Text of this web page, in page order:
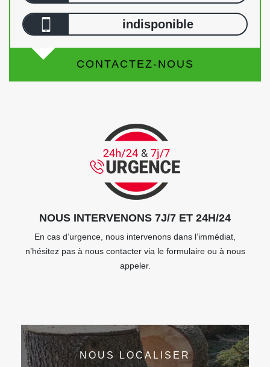
indisponible
CONTACTEZ-NOUS
NOUS INTERVENONS 7J/7 ET 24H/24
En cas d’urgence, nous intervenons dans l’immédiat,
n’hésitez pas à nous contacter via le formulaire ou à nous
appeler.
NOUS LOCALISER